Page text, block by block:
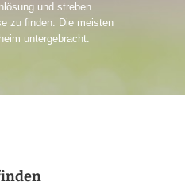
und streben
zu finden. Die meisten
untergebracht.